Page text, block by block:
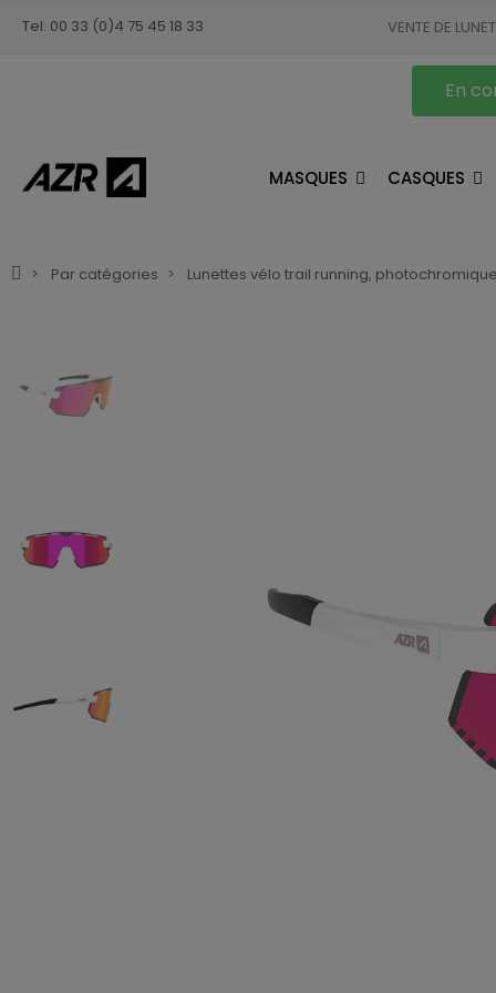
Tel: 00 33 (0)4 75 45 18 33 VENTE DE
En
MASQUES CASQUES
Par catégories Lunettes vélo trail running,